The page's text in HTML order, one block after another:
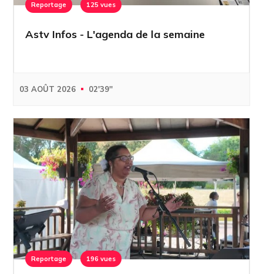
Reportage 125 vues
Astv Infos - L'agenda de la semaine
03 AOÛT 2026 02'39''
Reportage 196 vues